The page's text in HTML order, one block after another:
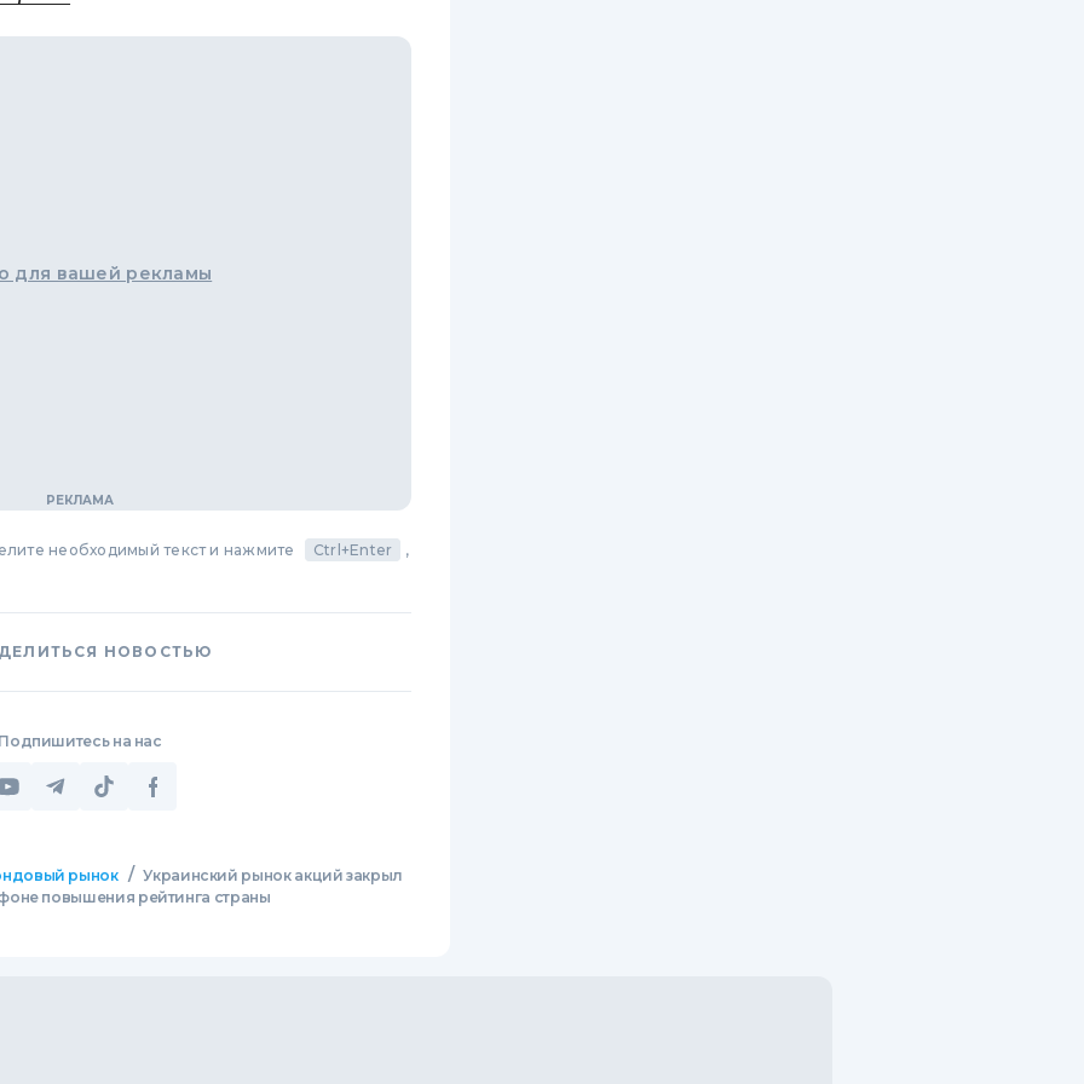
для вашей рекламы
необходимый текст и нажмите Ctrl+Enter ,
НОВОСТЬЮ
на нас
рынок / Украинский рынок акций закрыл
повышения рейтинга страны